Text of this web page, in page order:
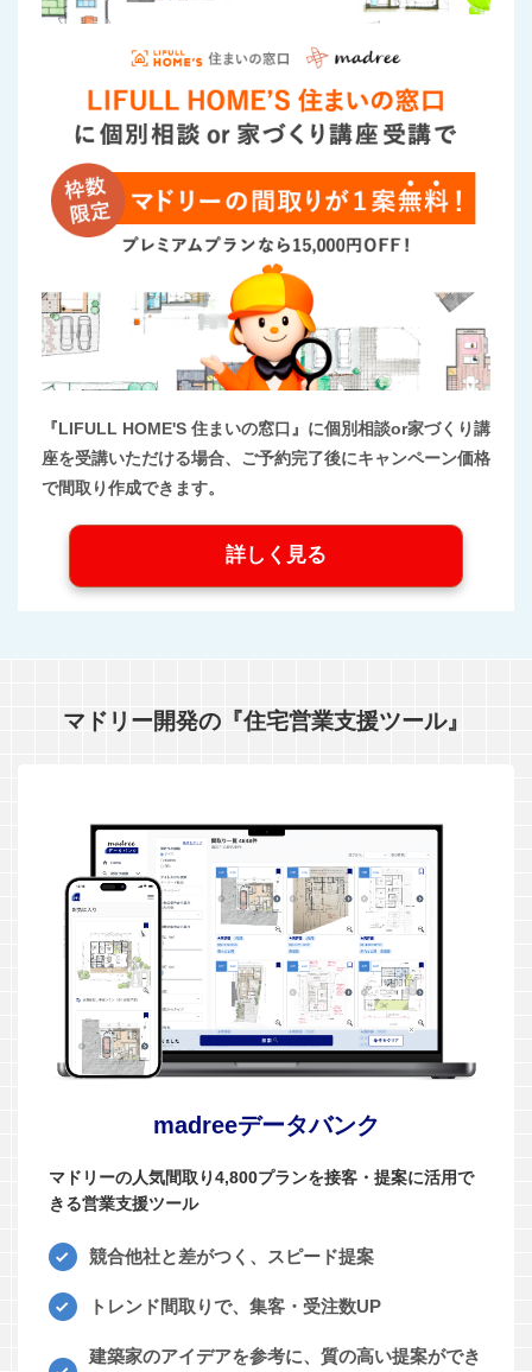
『LIFULL HOME'S 住まいの窓口』に個別相談or家づくり講
座を受講いただける場合、ご予約完了後にキャンペーン価格
で間取り作成できます。
詳しく見る
マドリー開発の『住宅営業支援ツール』
madreeデータバンク
マドリーの人気間取り4,800プランを接客・提案に活用で
きる営業支援ツール
競合他社と差がつく、スピード提案
トレンド間取りで、集客・受注数UP
建築家のアイデアを参考に、質の高い提案ができ